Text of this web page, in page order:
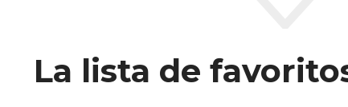
La lista de